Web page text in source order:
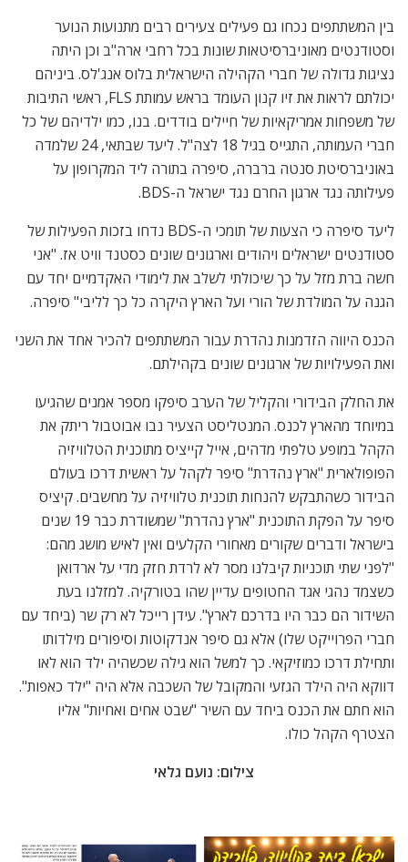
בין המשתתפים נכחו גם פעילים צעירים רבים מתנועות הנוער
וסטודנטים מאוניברסיטאות שונות בכל רחבי ארה"ב וכן היתה
נציגות גדולה של חברי הקהילה הישראלית בלוס אנג'לס. ביניהם
יכולתם לראות את זיו קנון העומד בראש עמותת FLS, ראשי התיבות
של משפחות אמריקאיות של חיילים בודדים. בנו, כמו ילדיהם של כל
חברי העמותה, התגייס בגיל 18 לצה"ל. ליעד שבתאי, 24 שלמדה
באוניברסיטת סנטה ברברה, סיפרה בתורה ליד המקרופון על
פעילותה נגד ארגון החרם נגד ישראל ה-BDS.
ליעד סיפרה כי הצעות של תומכי ה-BDS נדחו בזכות הפעילות של
סטודנטים ישראלים ויהודים וארגונים שונים כסטנד וויט אז. "אני
חשה ברת מזל על כך שיכולתי לשלב את לימודי האקדמיים יחד עם
הגנה על המולדת של הורי ועל הארץ היקרה כל כך לליבי" סיפרה.
הכנס היווה הזדמנות נהדרת עבור המשתתפים להכיר אחד את השני
ואת הפעילויות של ארגונים שונים בקהילתם.
את החלק הבידורי והקליל של הערב סיפקו מספר אמנים שהגיעו
במיוחד מהארץ לכנס. המנטליסט הצעיר נבו אבוטבול ריתק את
הקהל במופע טלפתי מדהים, אייל קייציס מתוכנית הטלוויזיה
הפופולארית "ארץ נהדרת" סיפר לקהל על ראשית דרכו בעולם
הבידור כשהתבקש להנחות תוכנית טלוויזיה על מחשבים. קיציס
סיפר על הפקת התוכנית "ארץ נהדרת" שמשודרת כבר 19 שנים
בישראל ודברים שקורים מאחורי הקלעים ואין לאיש מושג מהם:
"לפני שתי תוכניות קיבלנו מסר לא לרדת חזק מדי על ארדואן
כשצמד נהגי אגד החטופים עדיין שהו בטורקיה. למזלנו בעת
השידור הם כבר היו בדרכם לארץ". עידן רייכל לא רק שר (ביחד עם
חברי הפרוייקט שלו) אלא גם סיפר אנדקוטות וסיפורים מילדותו
ותחילת דרכו כמוזיקאי. כך למשל הוא גילה שכשהיה ילד הוא לאו
דווקא היה הילד הגזעי והמקובל של השכבה אלא היה "ילד כאפות".
הוא חתם את הכנס ביחד עם השיר "שבט אחים ואחיות" אליו
הצטרף הקהל כולו.
צילום: נועם גלאי